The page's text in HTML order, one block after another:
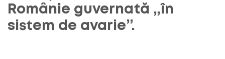
Românie guvernată „în
sistem de avarie”.